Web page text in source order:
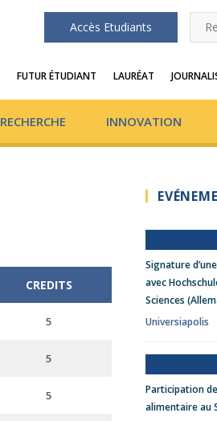
Accès Etudiants
FUTUR ÉTUDIANT LAURÉAT
RECHERCHE INNOVATION
CREDITS
5
5
5
Signature
avec
Sciences
Universiapolis
Participation
alimentaire au